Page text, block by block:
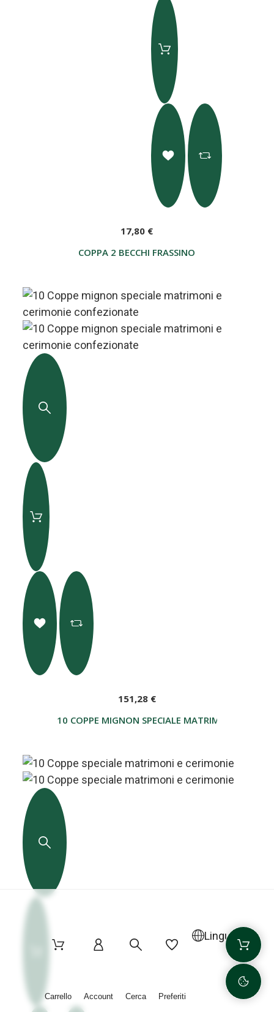
COPPA 2 BECCHI FRASSINO
17,80 €
10 COPPE MIGNON SPECIALE MATRIMONI E
151,28 €
Carrello Account Cerca Preferiti
Lingua